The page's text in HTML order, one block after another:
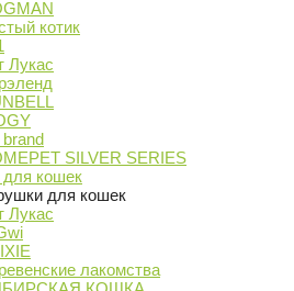
котик
Лукас
brand
SILVER SERIES
кошек
для кошек
Лукас
лакомства